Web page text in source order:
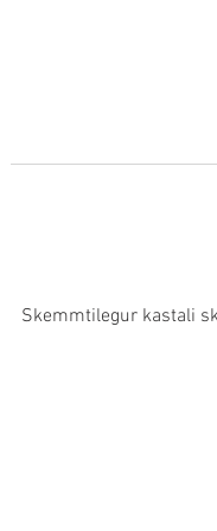
Skemmtilegur kastali